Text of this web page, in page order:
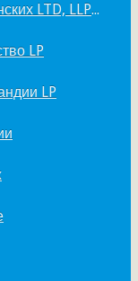
Сходства и различия британских LTD, LLP и LP
LP
LP